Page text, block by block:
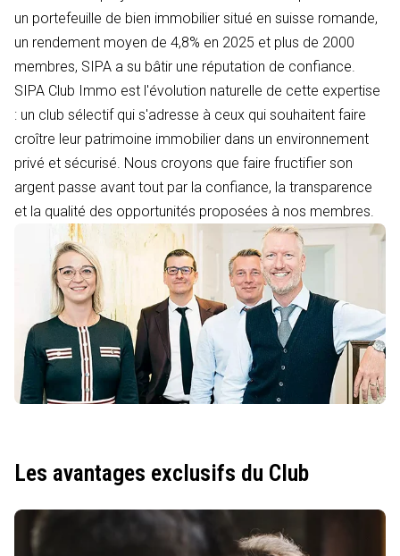
un portefeuille de bien immobilier situé en suisse romande,
un rendement moyen de 4,8% en 2025 et plus de 2000
membres, SIPA a su bâtir une réputation de confiance.
SIPA Club Immo est l'évolution naturelle de cette expertise
: un club sélectif qui s'adresse à ceux qui souhaitent faire
croître leur patrimoine immobilier dans un environnement
privé et sécurisé. Nous croyons que faire fructifier son
argent passe avant tout par la confiance, la transparence
et la qualité des opportunités proposées à nos membres.
Les avantages exclusifs du Club